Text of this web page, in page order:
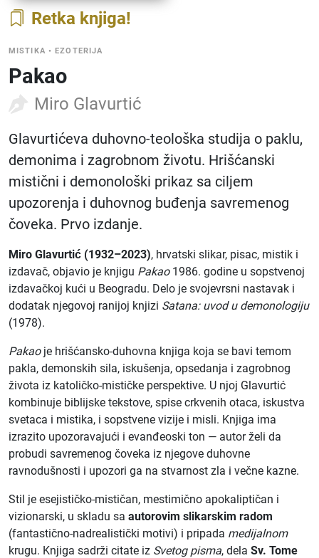
Retka knjiga
MISTIKA •EZOTERIJA
Pakao
Miro Glavurtić
Glavurtićeva duhovno-teološka studija o paklu,
demonima i zagrobnom životu. Hrišćanski
mistični i demonološki prikaz sa ciljem
upozorenja i duhovnog buđenja savremenog
čoveka. Prvo izdanje.
Miro Glavurtić (1932–2023), hrvatski slikar, pisac, mistik i
izdavač, objavio je knjigu Pakao1986. godine u sopstvenoj
izdavačkoj kući u Beogradu. Delo je svojevrsni nastavak i
dodatak njegovoj ranijoj knjizi Satana: uvod u demonologiju
(1978).
Pakaoje hrišćansko-duhovna knjiga koja se bavi temom
pakla, demonskih sila, iskušenja, opsedanja i zagrobnog
života iz katoličko-mističke perspektive. U njoj Glavurtić
kombinuje biblijske tekstove, spise crkvenih otaca, iskustva
svetaca i mistika, i sopstvene vizije i misli. Knjiga ima
izrazito upozoravajući i evanđeoski ton — autor želi da
probudi savremenog čoveka iz njegove duhovne
ravnodušnosti i upozori ga na stvarnost zla ​​i večne kazne.
Stil je esejističko-mističan, mestimično apokaliptičan i
vizionarski, u skladu sa autorovim slikarskim radom
(fantastično-nadrealistički motivi) i pripada medijalnom
krugu. Knjiga sadrži citate iz Svetog pisma, dela Sv. Tome